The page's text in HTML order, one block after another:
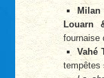
Louarn
fournaise
Vahé
tempêtes